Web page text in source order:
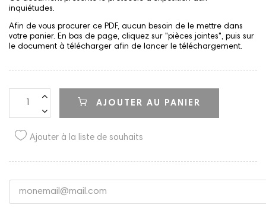
inquiétudes.
Afin de vous procurer ce PDF, aucun besoin de le mettre dans
votre panier. En bas de page, cliquez sur "pièces jointes", puis sur
le document à télécharger afin de lancer le téléchargement.
AJOUTER AU PANIER
Ajouter à la liste de souhaits